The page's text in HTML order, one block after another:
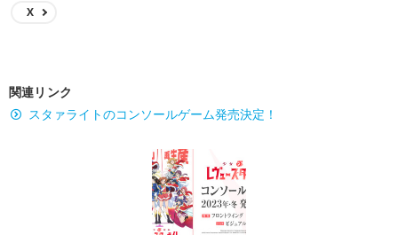
X
関連リンク
スタァライトのコンソールゲーム発売決定！